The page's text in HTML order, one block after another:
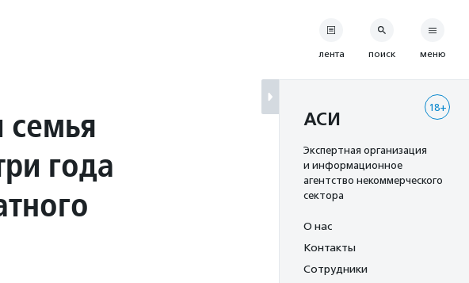
семья
года
лента поиск меню
18+
АСИ
Экспертная организация
и информационное
агентство некоммерческого
сектора
О нас
Контакты
Сотрудники